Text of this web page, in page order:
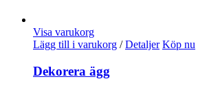
Visa varukorg
Lägg till i varukorg / Detaljer Köp nu
Dekorera ägg